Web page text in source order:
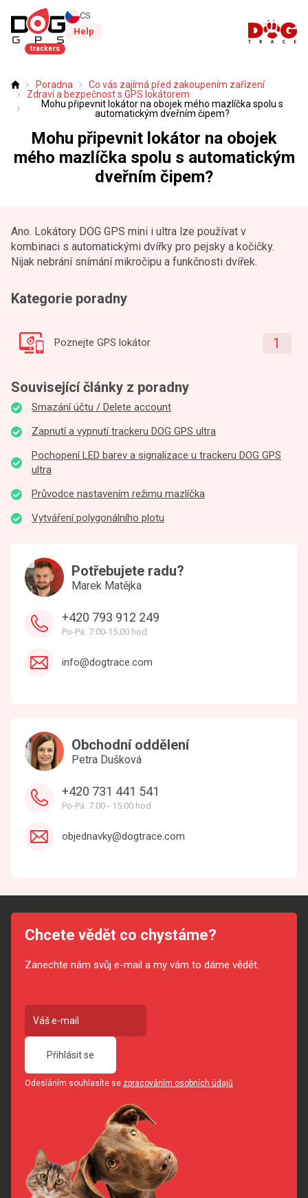
trackers
CS
Help
Úvod Poradna
Co vás zajímá před zakoupením zařízení
Zdraví a bezpečnost s GPS lokátorem
Mohu připevnit lokátor na obojek mého mazlíčka spolu s
automatickým dveřním čipem?
Mohu připevnit lokátor na obojek
mého mazlíčka spolu s automatickým
dveřním čipem?
Ano. Lokátory DOG GPS mini i ultra lze používat v
kombinaci s automatickými dvířky pro pejsky a kočičky.
Nijak nebrání snímání mikročipu a funkčnosti dvířek.
Kategorie poradny
Poznejte GPS lokátor 1
Související články z poradny
Smazání účtu / Delete account
Zapnutí a vypnutí trackeru DOG GPS ultra
Pochopení LED barev a signalizace u trackeru DOG GPS
ultra
Průvodce nastavením režimu mazlíčka
Vytváření polygonálního plotu
Potřebujete radu?
Marek Matějka
+420 793 912 249
Po-Pá: 7:00-15:00 hod
info@dogtrace.com
Obchodní oddělení
Petra Dušková
+420 731 441 541
Po-Pá: 7:00 - 15:00 hod
objednavky@dogtrace.com
Chcete vědět co chystáme?
Zanechte nám svůj e-mail a my vám to dáme vědět.
Přihlásit se
Odesláním souhlasíte se zpracováním osobních údajů